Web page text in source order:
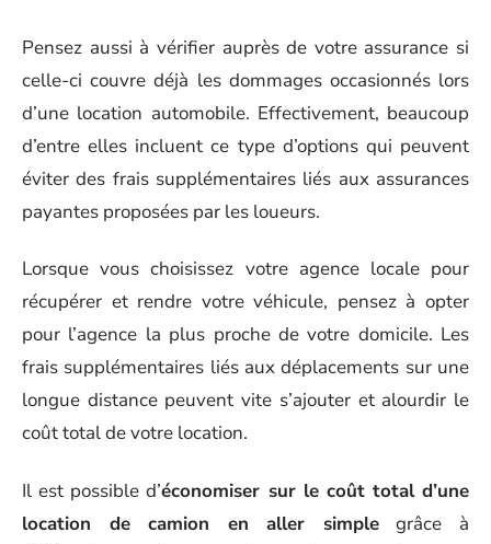
Pensez aussi à vérifier auprès de votre assurance si
celle-ci couvre déjà les dommages occasionnés lors
d’une location automobile. Effectivement, beaucoup
d’entre elles incluent ce type d’options qui peuvent
éviter des frais supplémentaires liés aux assurances
payantes proposées par les loueurs.
Lorsque vous choisissez votre agence locale pour
récupérer et rendre votre véhicule, pensez à opter
pour l’agence la plus proche de votre domicile. Les
frais supplémentaires liés aux déplacements sur une
longue distance peuvent vite s’ajouter et alourdir le
coût total de votre location.
Il est possible d’économiser sur le coût total d’une
location de camion en aller simplegrâce à